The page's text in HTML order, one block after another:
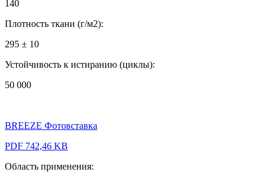
140
Плотность ткани (г/м2):
295 ± 10
Устойчивость к истиранию (циклы):
50 000
BREEZE Фотовставка
PDF 742,46 KB
Область применения: